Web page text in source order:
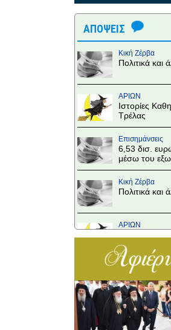
ΑΠΟΨΕΙΣ
Κική Ζέρβα
Πολιτικά και
ΑΡΙΩΝ
Ιστορίες
Τρέλας
Επισημάνσεις
6,53 δισ.
μέσω του
Κική Ζέρβα
Πολιτικά και
ΑΡΙΩΝ
Τρέλας
Επισημάνσεις
στους
Κική Ζέρβα
Πολιτικά και